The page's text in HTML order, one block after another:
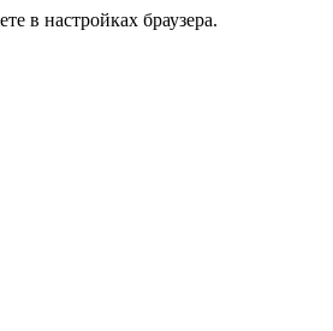
в настройках браузера.